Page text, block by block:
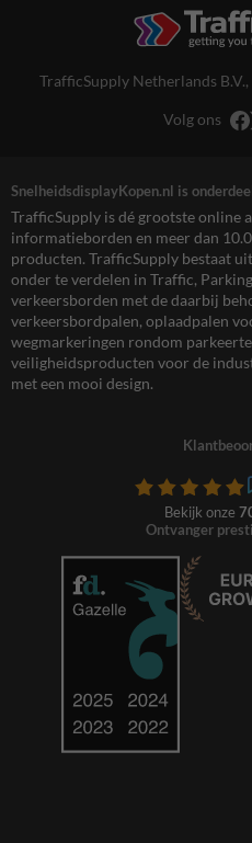
TrafficSupply Netherlands B.V.,
Volg ons
SnelheidsdisplayKopen.nl is
TrafficSupply is dé grootste online
informatieborden en meer dan
producten. TrafficSupply bestaat
onder te verdelen in Traffic,
verkeersborden met de daarbij
verkeersbordpalen, oplaadpalen
wegmarkeringen rondom
veiligheidsproducten voor de
met een mooi design.
Bekijk onze
Ontvanger